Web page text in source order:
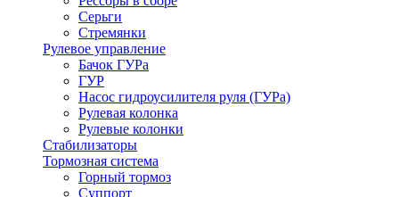
Серьги
Стремянки
Рулевое управление
Бачок ГУРа
ГУР
Насос гидроусилителя руля (ГУРа)
Рулевая колонка
Рулевые колонки
Стабилизаторы
Тормозная система
Горный тормоз
Суппорт